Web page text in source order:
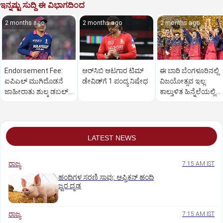
ಇನ್ನಷ್ಟು ಸುದ್ದಿ ಈ ವಿಭಾಗದಿಂದ
2 months ago
Endorsement Fee:
ಐಪಿಎಲ್‌ ಮುಗಿದೊಡನೆ
ಜಾಹೀರಾತು ಶುಲ್ಕ ಡಬಲ್‌
2 months ago
ಆರ್‌ಸಿಬಿ ಆಟಗಾರ ಟಿಮ್‌
ಡೇವಿಡ್‌ಗೆ 1 ಪಂದ್ಯ ನಿಷೇಧ
2 months ago
ಈ ಬಾರಿ ಬೆಂಗಳೂರಿನಲ್ಲಿ
ವಿಜಯೋತ್ಸವ ಇಲ್ಲ:
ಕಾಲ್ತುಳಿತ ಹಿನ್ನೆಲೆಯಲ್ಲಿ
LATEST NEWS
ರಾಜ್ಯ 7:15 AM IST
ಹಂದಿಗಳ ಸರಣಿ ಸಾವು: ಆಫ್ರಿಕನ್‌ ಹಂದಿ
ಜ್ವರ ದೃಢ
ರಾಜ್ಯ 7:15 AM IST